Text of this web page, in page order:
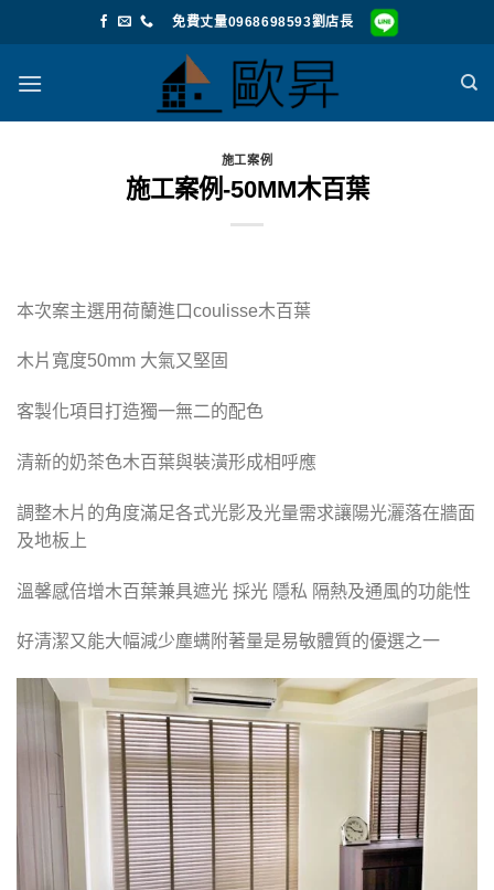
to
免費丈量0968698593劉店長
施工案例
施工案例-50MM木百葉
本次案主選用荷蘭進口coulisse木百葉
木片寬度50mm 大氣又堅固
客製化項目打造獨一無二的配色
清新的奶茶色木百葉與裝潢形成相呼應
調整木片的角度滿足各式光影及光量需求讓陽光灑落在牆面
及地板上
溫馨感倍增木百葉兼具遮光 採光 隱私 隔熱及通風的功能性
好清潔又能大幅減少塵螨附著量是易敏體質的優選之一